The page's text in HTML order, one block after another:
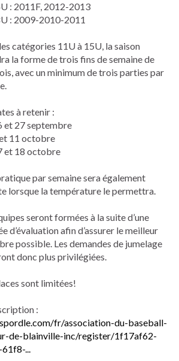
: 2011F, 2012-2013
: 2009-2010-2011
catégories 11U à 15U, la saison
la forme de trois fins de semaine de
avec un minimum de trois parties par
à retenir :
et 27 septembre
11 octobre
et 18 octobre
par semaine sera également
lorsque la température le permettra.
seront formées à la suite d’une
d’évaluation afin d’assurer le meilleur
possible. Les demandes de jumelage
donc plus privilégiées.
sont limitées!
:
fr/association-du-baseball-
de-blainville-inc/register/1f17af62-
...